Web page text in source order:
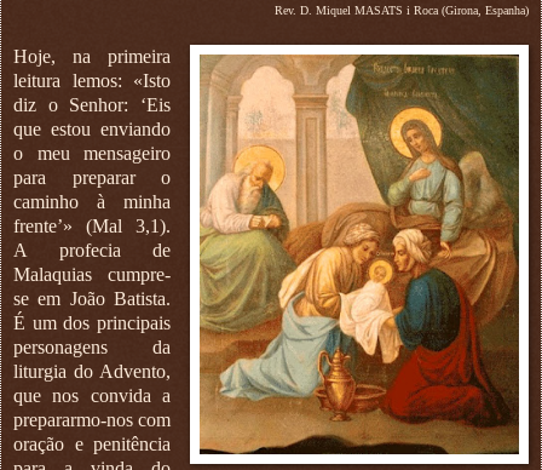
Rev. D. Miquel MASATS i Roca (Girona, Espanha)
Hoje, na primeira
leitura lemos: «Isto
diz o Senhor: ‘Eis
que estou enviando
o meu mensageiro
para preparar o
caminho à minha
frente’» (Mal 3,1).
A profecia de
Malaquias cumpre-
se em João Batista.
É um dos principais
personagens da
liturgia do Advento,
que nos convida a
prepararmo-nos com
oração e penitência